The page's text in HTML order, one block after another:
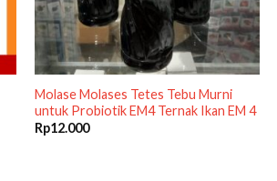
Molase Molases Tetes Tebu Murni
untuk Probiotik EM4 Ternak Ikan EM 4
Rp12.000